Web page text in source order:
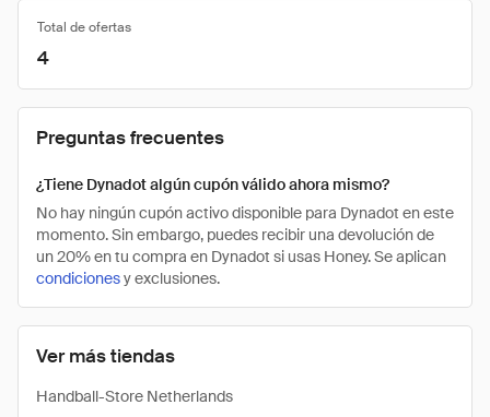
Ver más tiendas
Handball-Store Netherlands
Total de ofertas
4
Preguntas frecuentes
¿Tiene Dynadot algún cupón válido ahora mismo?
No hay ningún cupón activo disponible para Dynadot en este
momento. Sin embargo, puedes recibir una devolución de
un 20% en tu compra en Dynadot si usas Honey. Se aplican
condicionesy exclusiones.